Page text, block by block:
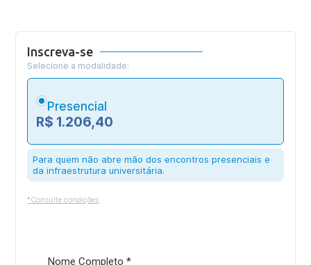
Inscreva-se
Selecione a modalidade:
Presencial
R$ 1.206,40
Para quem não abre mão dos encontros presenciais e
da infraestrutura universitária.
*Consulte condições